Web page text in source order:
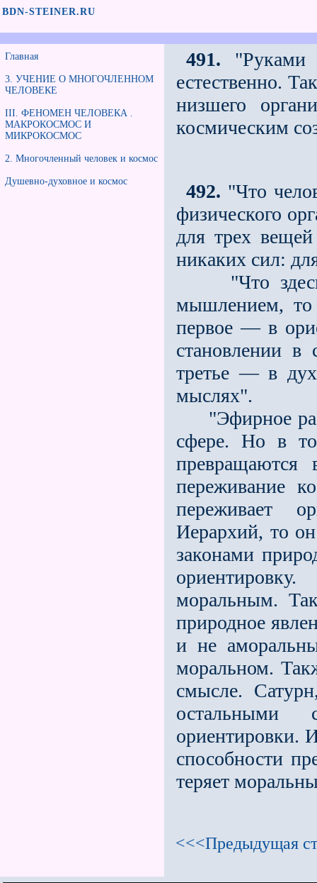
BDN-STEINER.RU
Главная
3. УЧЕНИЕ О МНОГОЧЛЕННОМ
ЧЕЛОВЕКЕ
III. ФЕНОМЕН ЧЕЛОВЕКА .
МАКРОКОСМОС И
МИКРОКОСМОС
2. Многочленный человек и космос
Душевно-духовное и космос
491.
естественно.
низшего
космическим
492. "Что
физического
для трех
никаких сил:
"Что здесь,
мышлением, то
первое — в
становлении в
третье — в
мыслях".
"Эфирное
сфере. Но в
превращаются
переживание
переживает
Иерархий, то
законами
моральным.
природное
и не
моральном.
смысле.
остальными
ориентировки.
способности
теряет
<<<Предыдущая